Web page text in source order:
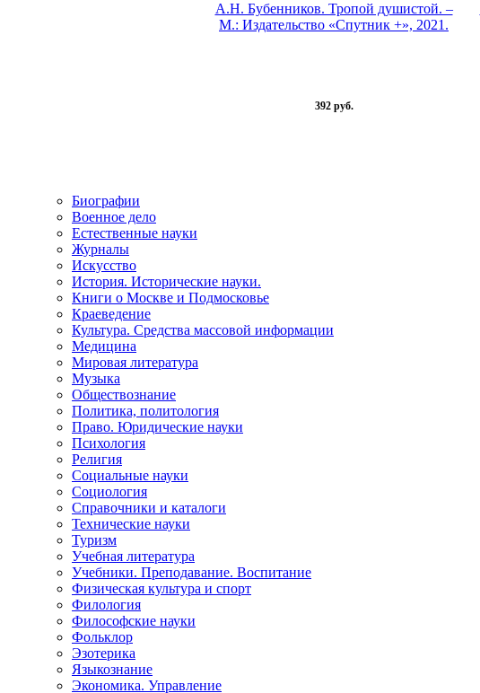
А.Н. Бубенников. Тропой душистой. –
М.: Издательство «Спутник +», 2021.
392 руб.
Биографии
Военное дело
Естественные науки
Журналы
Искусство
История. Исторические науки.
Книги о Москве и Подмосковье
Краеведение
Культура. Средства массовой информации
Медицина
Мировая литература
Музыка
Обществознание
Политика, политология
Право. Юридические науки
Психология
Религия
Социальные науки
Социология
Справочники и каталоги
Технические науки
Туризм
Учебная литература
Учебники. Преподавание. Воспитание
Физическая культура и спорт
Филология
Философские науки
Фольклор
Эзотерика
Языкознание
Экономика. Управление